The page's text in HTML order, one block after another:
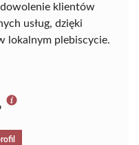
klientów
usług, dzięki
lokalnym plebiscycie.